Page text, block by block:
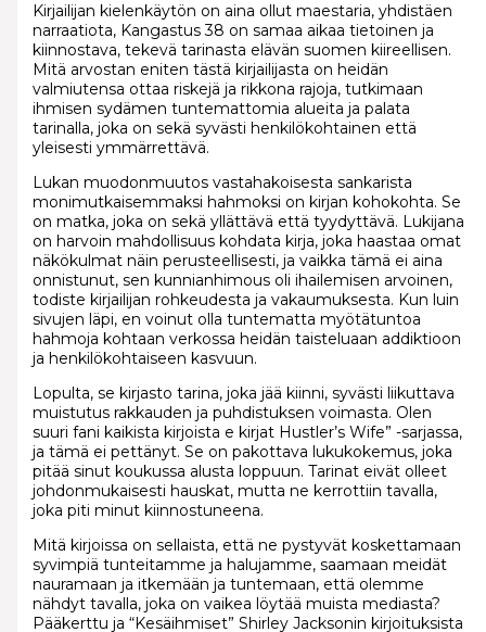
Kirjailijan kielenkäytön on aina ollut maestaria, yhdistäen
narraatiota, Kangastus 38 on samaa aikaa tietoinen ja
kiinnostava, tekevä tarinasta elävän suomen kiireellisen.
Mitä arvostan eniten tästä kirjailijasta on heidän
valmiutensa ottaa riskejä ja rikkona rajoja, tutkimaan
ihmisen sydämen tuntemattomia alueita ja palata
tarinalla, joka on sekä syvästi henkilökohtainen että
yleisesti ymmärrettävä.
Lukan muodonmuutos vastahakoisesta sankarista
monimutkaisemmaksi hahmoksi on kirjan kohokohta. Se
on matka, joka on sekä yllättävä että tyydyttävä. Lukijana
on harvoin mahdollisuus kohdata kirja, joka haastaa omat
näkökulmat näin perusteellisesti, ja vaikka tämä ei aina
onnistunut, sen kunnianhimous oli ihailemisen arvoinen,
todiste kirjailijan rohkeudesta ja vakaumuksesta. Kun luin
sivujen läpi, en voinut olla tuntematta myötätuntoa
hahmoja kohtaan verkossa heidän taisteluaan addiktioon
ja henkilökohtaiseen kasvuun.
Lopulta, se kirjasto tarina, joka jää kiinni, syvästi liikuttava
muistutus rakkauden ja puhdistuksen voimasta. Olen
suuri fani kaikista kirjoista e kirjat​ Hustler’s Wife” -sarjassa,
ja tämä ei pettänyt. Se on pakottava lukukokemus, joka
pitää sinut koukussa alusta loppuun. Tarinat eivät olleet
johdonmukaisesti hauskat, mutta ne kerrottiin tavalla,
joka piti minut kiinnostuneena.
Mitä kirjoissa on sellaista, että ne pystyvät koskettamaan
syvimpiä tunteitamme ja halujamme, saamaan meidät
nauramaan ja itkemään ja tuntemaan, että olemme
nähdyt tavalla, joka on vaikea löytää muista mediasta?
Pääkerttu ja “Kesäihmiset” Shirley Jacksonin kirjoituksista